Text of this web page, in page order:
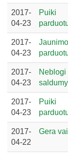
2017-
04-23
Puiki
2017-
04-23
Jaunimo
2017-
04-23
Neblogi
2017-
04-23
Puiki
2017-
04-22
Gera